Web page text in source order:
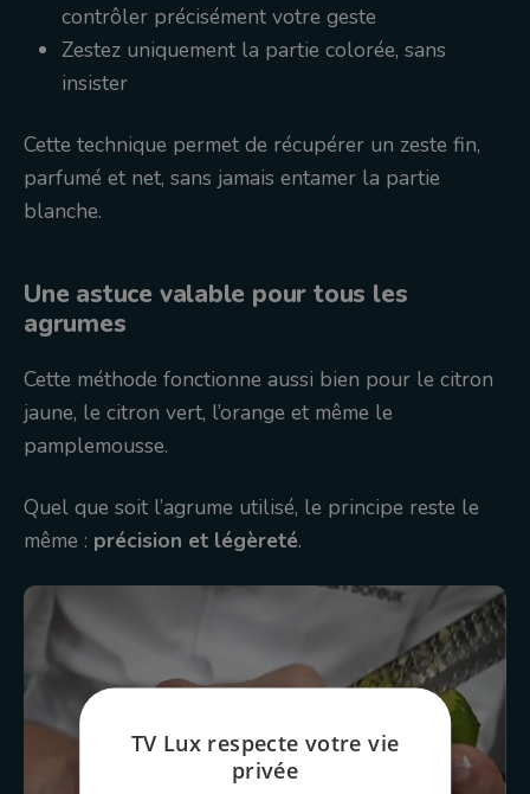
contrôler précisément votre geste
Zestez uniquement la partie colorée, sans
insister
Cette technique permet de récupérer un zeste fin,
parfumé et net, sans jamais entamer la partie
blanche.
Une astuce valable pour tous les
agrumes
Cette méthode fonctionne aussi bien pour le citron
jaune, le citron vert, l’orange et même le
pamplemousse.
Quel que soit l’agrume utilisé, le principe reste le
même : précision et légèreté.
TV Lux respecte votre vie
privée